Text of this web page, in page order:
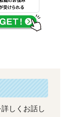
しくお話し